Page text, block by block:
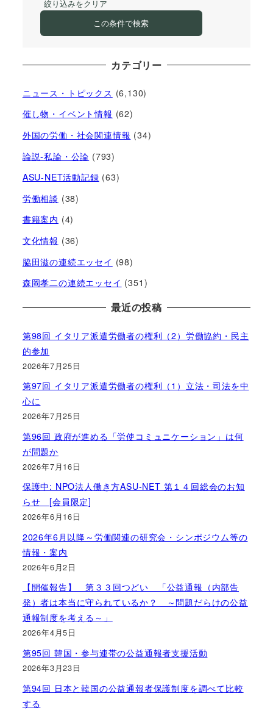
絞り込みをクリア
この条件で検索
カテゴリー
ニュース・トピックス (6,130)
催し物・イベント情報 (62)
外国の労働・社会関連情報 (34)
論説-私論・公論 (793)
ASU-NET活動記録 (63)
労働相談 (38)
書籍案内 (4)
文化情報 (36)
脇田滋の連続エッセイ (98)
森岡孝二の連続エッセイ (351)
最近の投稿
第98回 イタリア派遣労働者の権利（2）労働協約・民主
的参加
2026年7月25日
第97回 イタリア派遣労働者の権利（1）立法・司法を中
心に
2026年7月25日
第96回 政府が進める「労使コミュニケーション」は何
が問題か
2026年7月16日
保護中: NPO法人働き方ASU-NET 第１４回総会のお知
らせ [会員限定]
2026年6月16日
2026年6月以降～労働関連の研究会・シンポジウム等の
情報・案内
2026年6月2日
【開催報告】 第３３回つどい 「公益通報（内部告
発）者は本当に守られているか？ ～問題だらけの公益
通報制度を考える～」
2026年4月5日
第95回 韓国・参与連帯の公益通報者支援活動
2026年3月23日
第94回 日本と韓国の公益通報者保護制度を調べて比較
する